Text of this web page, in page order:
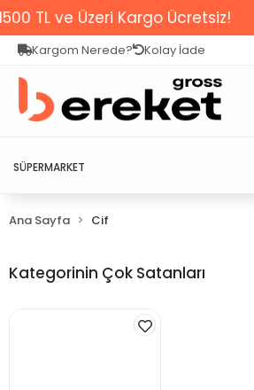
TL ve Üzeri Kargo Ücretsiz!
Kargom Nerede? Kolay İade
SÜPERMARKET
Ana Sayfa Cif
Kategorinin Çok Satanları